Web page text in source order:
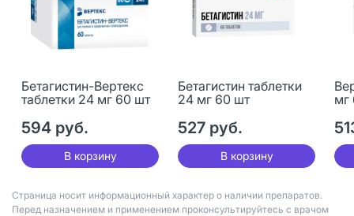
Бетагистин-Вертекс
таблетки 24 мг 60 шт
594 руб.
В корзину
Бетагистин таблетки
24 мг 60 шт
527 руб.
В корзину
мг
Страница носит информационный характер о наличии препаратов.
Перед назначением и применением проконсультируйтесь с врачом